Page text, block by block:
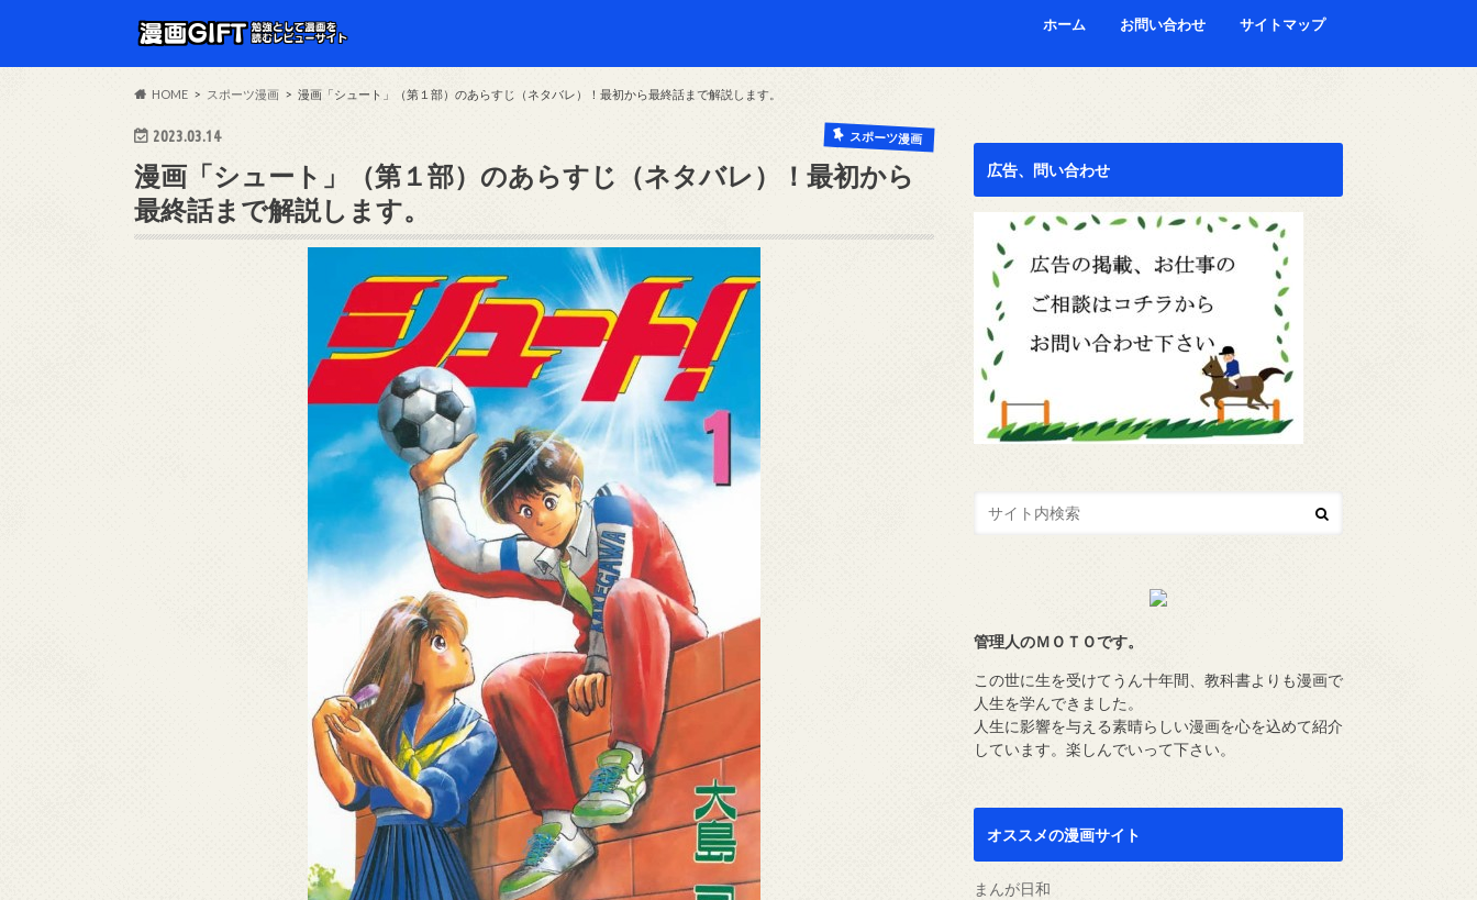
ホーム お問い合わせ サイトマップ
HOME スポーツ漫画 漫画「シュート」（第１部）のあらすじ（ネタバレ）！最初から最終話まで解説します。
2023.03.14 スポーツ漫画
漫画「シュート」（第１部）のあらすじ（ネタバレ）！最初から
最終話まで解説します。
広告、問い合わせ
管理人のＭＯＴＯです。
この世に生を受けてうん十年間、教科書よりも漫画で
人生を学んできました。
人生に影響を与える素晴らしい漫画を心を込めて紹介
しています。楽しんでいって下さい。
オススメの漫画サイト
まんが日和